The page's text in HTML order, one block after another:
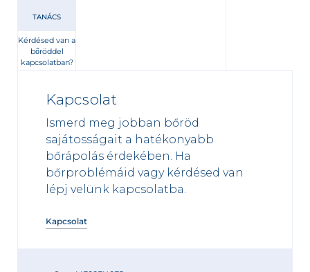
TANÁCS
Kérdésed van a
bőröddel
kapcsolatban?
Kapcsolat
Ismerd meg jobban bőröd
sajátosságait a hatékonyabb
bőrápolás érdekében. Ha
bőrproblémáid vagy kérdésed van
lépj velünk kapcsolatba.
Kapcsolat